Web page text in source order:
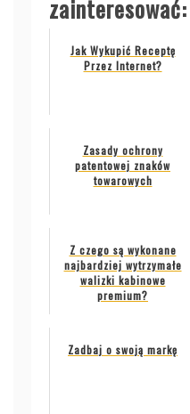
zainteresować:
Jak Wykupić Receptę
Przez Internet?
Zasady ochrony
patentowej znaków
towarowych
Z czego są wykonane
najbardziej wytrzymałe
walizki kabinowe
premium?
Zadbaj o swoją markę